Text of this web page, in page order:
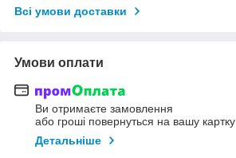
Всі умови доставки
Умови оплати
Ви отримаєте замовлення
або гроші повернуться на вашу картку
Детальніше